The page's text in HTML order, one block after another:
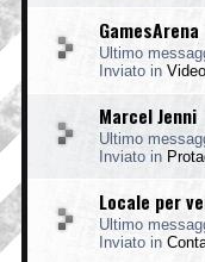
GamesArena
Ultimo
Inviato in
Marcel Jenni
Ultimo
Inviato in
Locale per
Ultimo
Inviato in